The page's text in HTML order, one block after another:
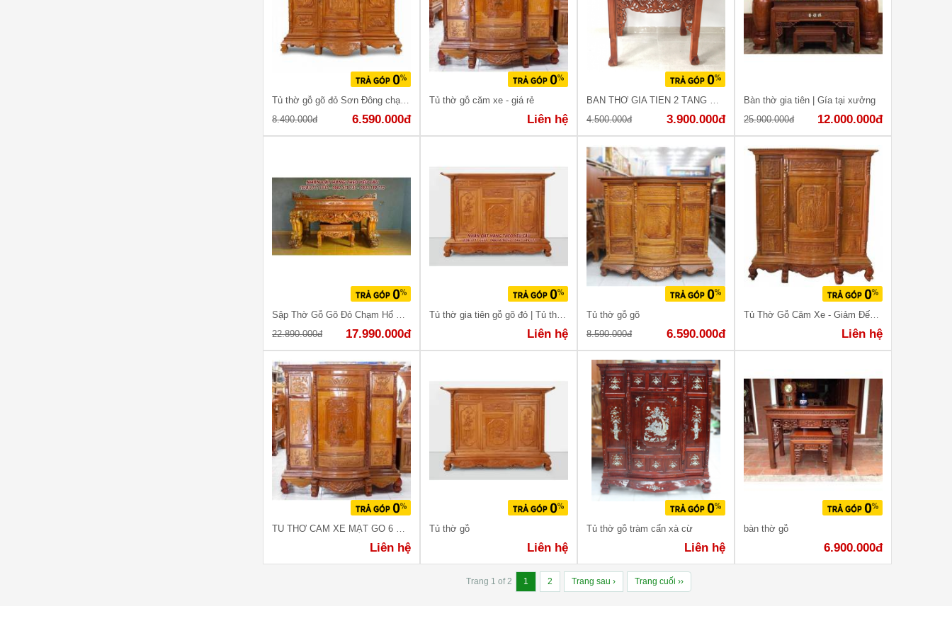
Tủ thờ gỗ gõ đỏ Sơn Đông chạm Tam Đa
8.490.000đ
6.590.000đ
Tủ thờ gỗ căm xe - giá rẻ
Liên hệ
BÀN THỜ GIA TIÊN 2 TẦNG GỖ TRÀM
4.500.000đ
3.900.000đ
Bàn thờ gia tiên | Gía tại xưởng
25.900.000đ
12.000.000đ
22.890.000đ
17.990.000đ Liên hệ
Tủ thờ gỗ gõ
8.590.000đ
6.590.000đ Liên hệ
TỦ THỜ CĂM XE MẶT GÕ 6 CHÂN CHẠM
Liên hệ
Tủ thờ gỗ
Liên hệ
Tủ thờ gỗ tràm cẩn xà cừ
Liên hệ
bàn thờ gỗ
6.900.000đ
Trang 1 of 2 1 2 Trang sau › Trang cuối ››